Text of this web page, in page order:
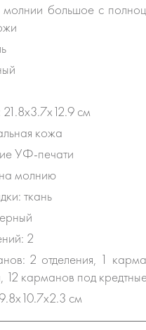
большое с
см
кожа
УФ-печати
молнию
ткань
2
2 отделения, 1
карманов под
см